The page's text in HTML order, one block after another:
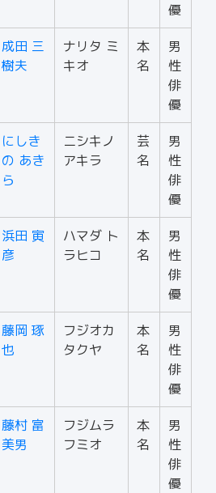
優
成田 三
樹夫
ナリタ ミ
キオ
本
名
男
性
俳
優
にしき
の あき
ら
ニシキノ
アキラ
芸
名
男
性
俳
優
浜田 寅
彦
ハマダ ト
ラヒコ
本
名
男
性
俳
優
藤岡 琢
也
フジオカ
タクヤ
本
名
男
性
俳
優
藤村 富
美男
フジムラ
フミオ
本
名
男
性
俳
優